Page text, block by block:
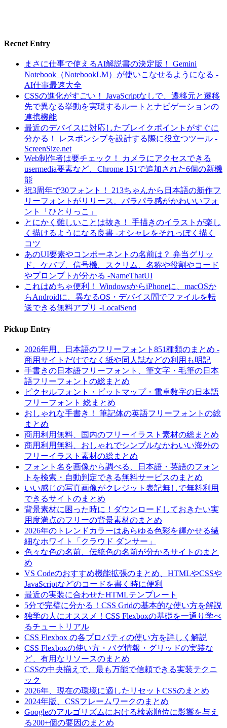
Recnet Entry
まさに仕事で使えるAI解説書の決定版！ Gemini
Notebook（NotebookLM）が使いこなせるようになる -
AI仕事最速大全
CSSの進化がすごい！ JavaScriptなしで、遷移元と遷移
先で異なる挙動を実現するルートとナビゲーションの
連携機能
最近のデバイスに対応したブレイクポイントがすぐに
分かる！ レスポンシブを設計する際に役立つツール -
ScreenSize.net
Web制作者は要チェック！ カメラにアクセスできる
usermedia要素など、Chrome 151で追加された6個の新機
能
祝3周年で30フォント！ 213ちゃんから日本語の新作フ
リーフォントがリリース、パラパラ感がかわいいフォ
ント「ひとりっこ」
とにかく難しいことは抜き！ 手描きのイラストが楽し
く描けるようになる良書 -オシャレをそれっぽく描く
コツ
あのUI要素やコンポーネントの名前は？ 弁当グリッ
ド、ケバブ、信号機、スクリム、名称や役割やコード
やプロンプトが分かる -NameThatUI
これはめちゃ便利！ WindowsからiPhoneに、macOSか
らAndroidに、異なるOS・デバイス間でファイルを転
送できる無料アプリ -LocalSend
Pickup Entry
2026年用、日本語のフリーフォント851種類のまとめ -
商用サイトだけでなく紙や同人誌などの利用も明記
手書きの日本語フリーフォント、筆文字・毛筆の日本
語フリーフォントの総まとめ
ピクセルフォント・ビットマップ・電卓数字の日本語
フリーフォント 総まとめ
おしゃれな手書き！ 筆記体の英語フリーフォントの総
まとめ
商用利用無料、国内のフリーイラスト素材の総まとめ
商用利用無料、おしゃれでシンプルなかわいい海外の
フリーイラスト素材の総まとめ
フォント名を画像から調べる、日本語・英語のフォン
トを検索・自動判定できる無料サービスのまとめ
いい感じの写真画像がクレジット表記無しで無料利用
できるサイトのまとめ
背景素材に困った時に！ダウンロードしておきたい実
用度満点のフリーの背景素材のまとめ
2026年のトレンドカラーはあらゆる色彩を輝かせる繊
細なホワイト「クラウド ダンサー」
色々な色の名前、伝統色の名前が分かるサイトのまと
め
VS Codeのおすすめ機能拡張のまとめ、HTMLやCSSや
JavaScriptなどのコードを書く時に便利
最近の実装に合わせたHTMLテンプレート
5分で完璧に分かる！CSS Gridの基本的な使い方を解説
独学の人にオススメ！CSS Flexboxの基礎を一通り学べ
るチュートリアル
CSS Flexbox の各プロパティの使い方を詳しく解説
CSS Flexboxの使い方・バグ情報・グリッドの実装な
ど、有用なリソースのまとめ
CSSの中央揃えで、最も万能で信頼できる実装テクニ
ック
2026年、現在の環境に適したリセットCSSのまとめ
2024年版、CSSフレームワークのまとめ
Googleのアルゴリズムにおける検索順位に影響を与え
る200+個の要因のまとめ